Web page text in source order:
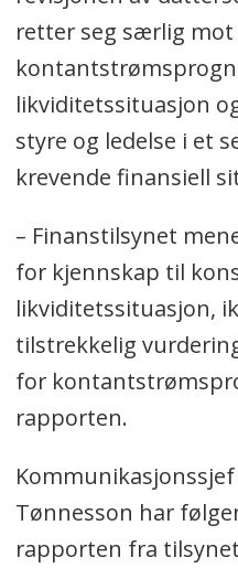
retter seg særlig mot
likviditetssituasjon
styre og ledelse i et
krevende finansiell
– Finanstilsynet
for kjennskap til
likviditetssituasjon,
tilstrekkelig
for
rapporten.
Tønnesson har
rapporten fra